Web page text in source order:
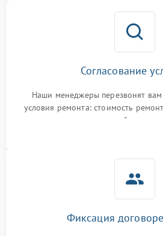
Согласование
Наши менеджеры перезвонят вам
условия ремонта: стоимость
гарантийные
Фиксация